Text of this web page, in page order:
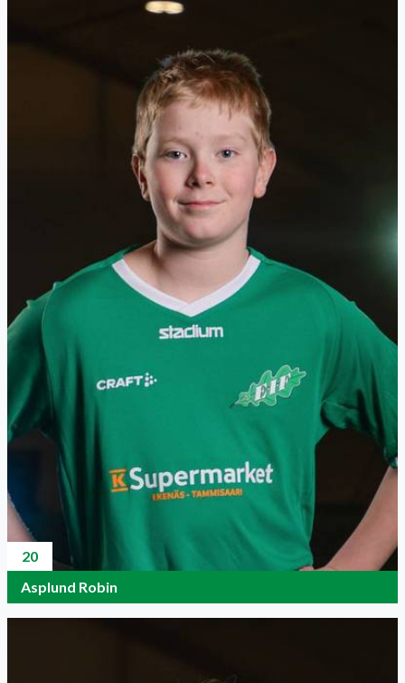
20
Asplund Robin